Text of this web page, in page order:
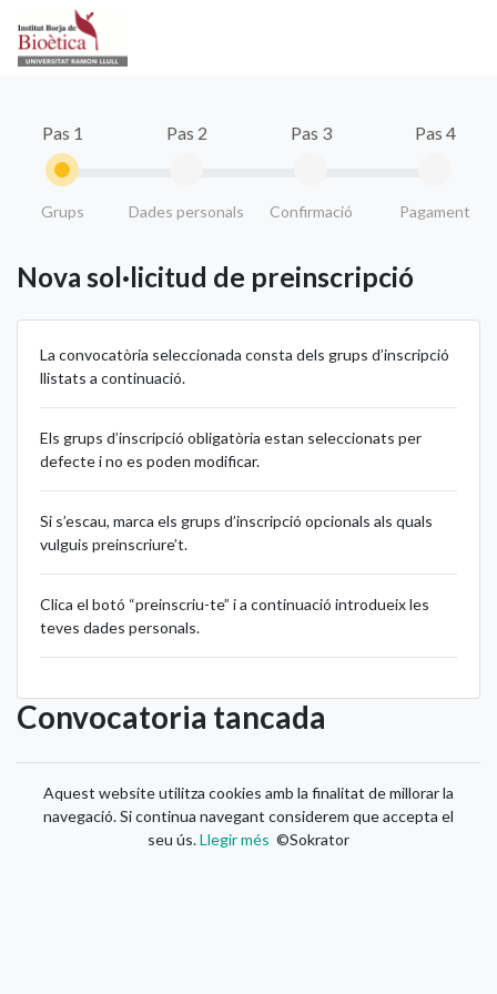
Pas 1
Grups
Pas 2
Dades personals
Pas 3
Confirmació
Pas 4
Pagament
Nova sol·licitud de preinscripció
La convocatòria seleccionada consta dels grups d’inscripció
llistats a continuació.
Els grups d’inscripció obligatòria estan seleccionats per
defecte i no es poden modificar.
Si s’escau, marca els grups d’inscripció opcionals als quals
vulguis preinscriure’t.
Clica el botó “preinscriu-te” i a continuació introdueix les
teves dades personals.
Convocatoria tancada
Aquest website utilitza cookies amb la finalitat de millorar la
navegació. Si continua navegant considerem que accepta el
seu ús.Llegir més ©Sokrator